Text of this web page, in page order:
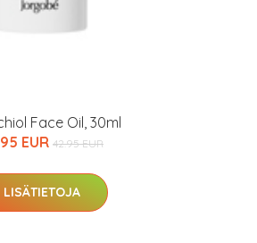
Face Oil, 30ml
EUR 42.95 EUR
LISÄTIETOJA
Erikoistarjous